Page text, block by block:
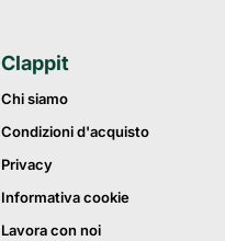
Clappit
Chi siamo
Condizioni d'acquisto
Privacy
Informativa cookie
Lavora con noi